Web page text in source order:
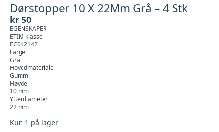
Dørstopper 10 X 22Mm Grå – 4 Stk
kr 50
EGENSKAPER
ETIM klasse
EC012142
Farge
Grå
Hovedmateriale
Gummi
Høyde
10 mm
Ytterdiameter
22 mm
Kun 1 på lager